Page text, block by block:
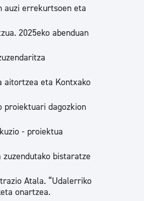
auzi errekurtsoen eta
2025eko abenduan
aitortzea eta Kontxako
proiektuari dagozkion
- proiektua
bistaratze
Atala. “Udalerriko
onartzea.